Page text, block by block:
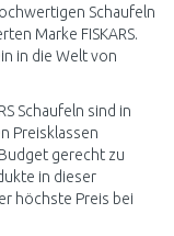
Schaufeln
Marke FISKARS.
in die Welt von
Schaufeln sind in
Preisklassen
gerecht zu
in dieser
höchste Preis bei